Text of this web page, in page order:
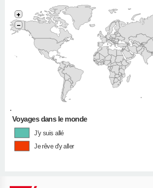
•
+
−
Voyages dans le monde
J'y suis allé
Je rêve d'y aller